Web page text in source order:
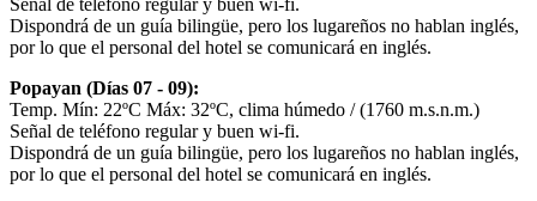
Dispondrá de un guía bilingüe, pero los lugareños no hablan inglés,
por lo que el personal del hotel se comunicará en inglés.
Popayan (Días 07 - 09):
Temp. Mín: 22ºC Máx: 32ºC, clima húmedo / (1760 m.s.n.m.)
Señal de teléfono regular y buen wi-fi.
Dispondrá de un guía bilingüe, pero los lugareños no hablan inglés,
por lo que el personal del hotel se comunicará en inglés.